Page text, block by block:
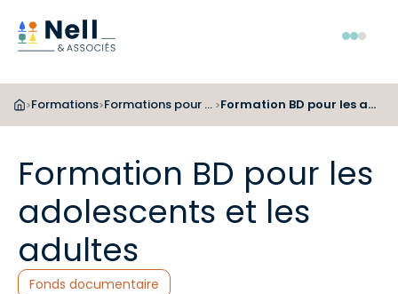
Aller au pied de page
Aller au menu
Aller au contenu
>Formations> Formations pour les bibliothécaires > Formation BD pour les adolescents et les adultes
Formation BD pour les
adolescents et les
adultes
Catégories :
Fonds documentaire